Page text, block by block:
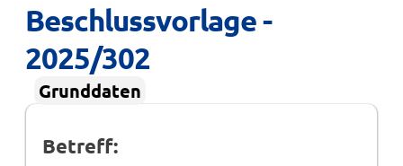
Beschlussvorlage -
2025/302
Grunddaten
Betreff: